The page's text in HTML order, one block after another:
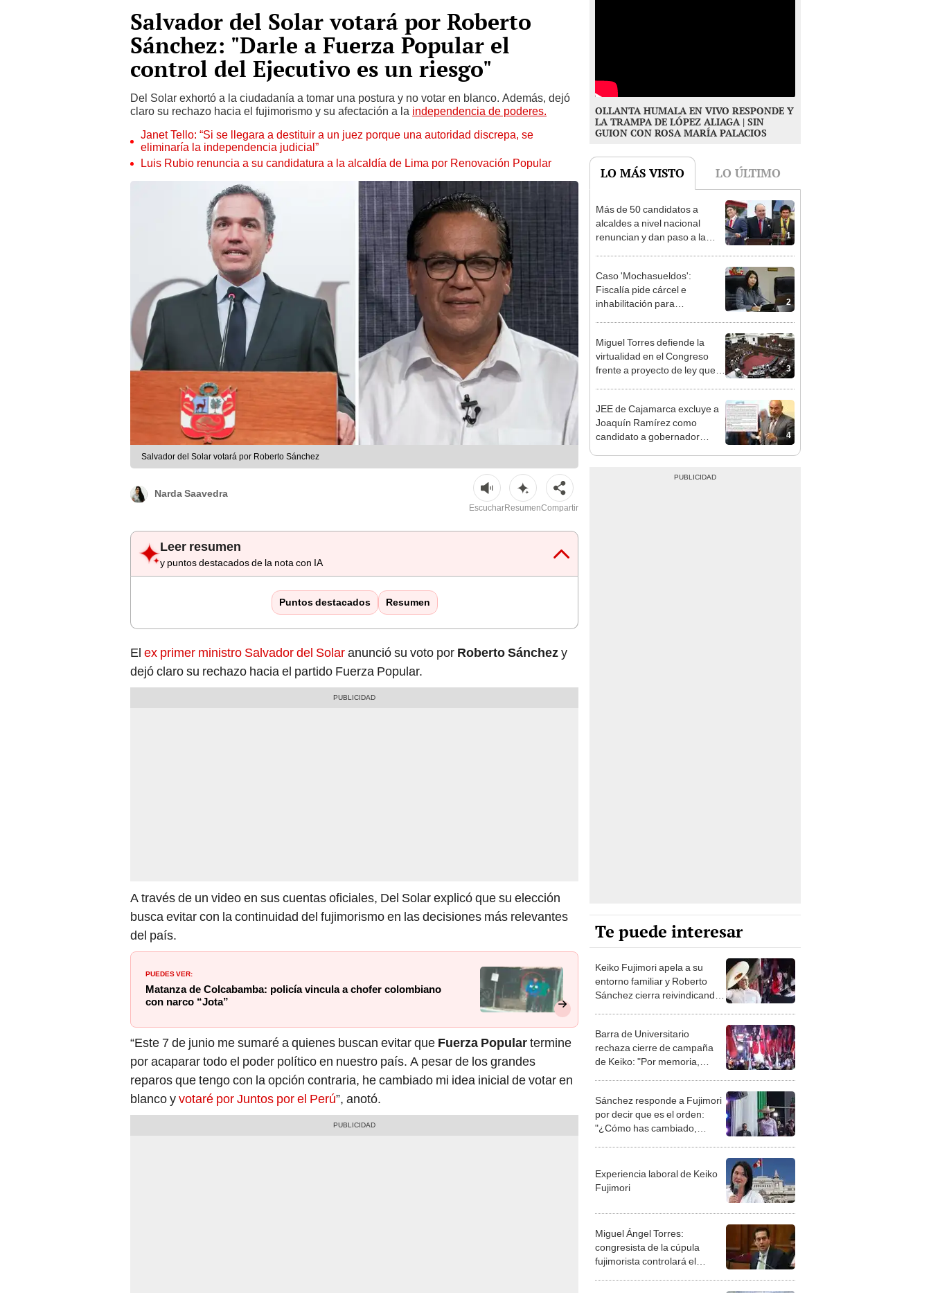
Salvador del Solar votará por Roberto
Sánchez: "Darle a Fuerza Popular el
control del Ejecutivo es un riesgo"
Del Solar exhortó a la ciudadanía a tomar una postura y no votar en blanco. Además, dejó
claro su rechazo hacia el fujimorismo y su afectación a la independencia de poderes.
Janet Tello: “Si se llegara a destituir a un juez porque una autoridad discrepa, se
eliminaría la independencia judicial”
Luis Rubio renuncia a su candidatura a la alcaldía de Lima por Renovación Popular
Salvador del Solar votará por Roberto Sánchez
Narda Saavedra
EscucharResumenCompartir
Leer resumen
y puntos destacados de la nota con IA
Puntos destacados Resumen
El ex primer ministro Salvador del Solaranunció su voto por Roberto Sánchezy
dejó claro su rechazo hacia el partido Fuerza Popular.
A través de un video en sus cuentas oficiales, Del Solar explicó que su elección
busca evitar con la continuidad del fujimorismo en las decisiones más relevantes
del país.
PUEDES VER:
Matanza de Colcabamba: policía vincula a chofer colombiano
con narco “Jota”
“Este 7 de junio me sumaré a quienes buscan evitar que Fuerza Populartermine
por acaparar todo el poder político en nuestro país. A pesar de los grandes
reparos que tengo con la opción contraria, he cambiado mi idea inicial de votar en
blanco yvotaré por Juntos por el Perú”, anotó.
OLLANTA HUMALA EN VIVO RESPONDE Y
LA TRAMPA DE LÓPEZ ALIAGA | SIN
GUION CON ROSA MARÍA PALACIOS
LO MÁS VISTO LO ÚLTIMO
1
Más de 50 candidatos a
alcaldes a nivel nacional
renuncian y dan paso a la
2
Caso 'Mochasueldos':
Fiscalía pide cárcel e
inhabilitación para
3
Miguel Torres defiende la
virtualidad en el Congreso
frente a proyecto de ley que
4
JEE de Cajamarca excluye a
Joaquín Ramírez como
candidato a gobernador
Te puede interesar
Keiko Fujimori apela a su
entorno familiar y Roberto
Sánchez cierra reivindicando
Barra de Universitario
rechaza cierre de campaña
de Keiko: "Por memoria,
Sánchez responde a Fujimori
por decir que es el orden:
"¿Cómo has cambiado,
Experiencia laboral de Keiko
Fujimori
Miguel Ángel Torres:
congresista de la cúpula
fujimorista controlará el